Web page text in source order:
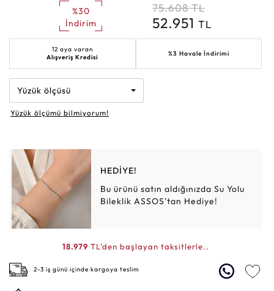
%30
İndirim
75.608 TL
52.951 TL
12 aya varan
Alışveriş Kredisi
%3 Havale İndirimi
Yüzük ölçüsü
Yüzük ölçümü bilmiyorum!
HEDİYE!
Bu ürünü satın aldığınızda Su Yolu
Bileklik ASSOS’tan Hediye!
18.979 TL'den başlayan taksitlerle..
2-3 iş günü içinde kargoya teslim